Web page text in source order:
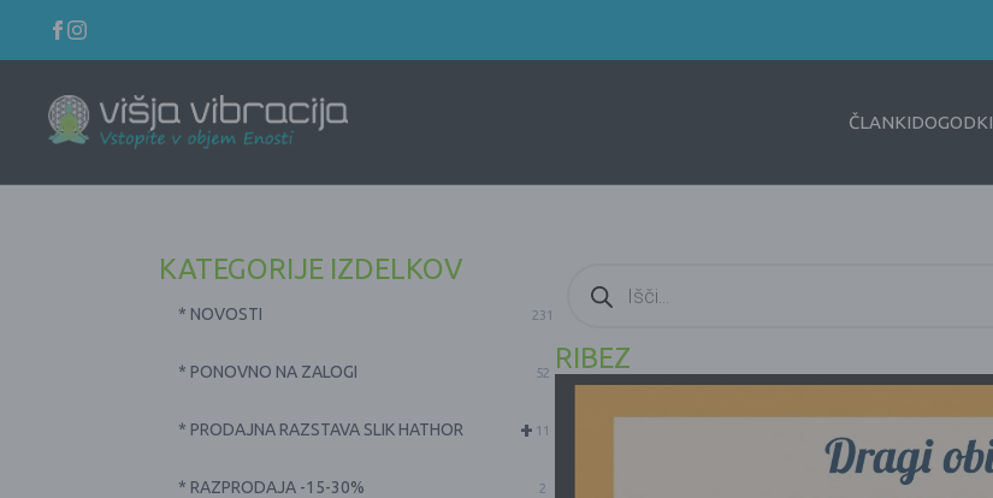
ČLANKIDOGODKI
KATEGORIJE IZDELKOV
* NOVOSTI 231
* PONOVNO NA ZALOGI 52
+
* PRODAJNA RAZSTAVA SLIK HATHOR 11
* RAZPRODAJA -15-30% 2
search
RIBEZ